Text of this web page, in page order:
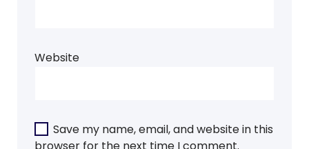
Website
Save my name, email, and website in this